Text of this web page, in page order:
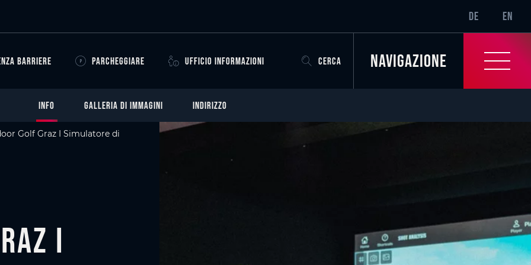
SR-
DE EN
BARRIERE PARCHEGGIARE UFFICIO INFORMAZIONI CERCA Navigazione
INFO GALLERIA DI IMMAGINI INDIRIZZO
Golf Graz I Simulatore di
I